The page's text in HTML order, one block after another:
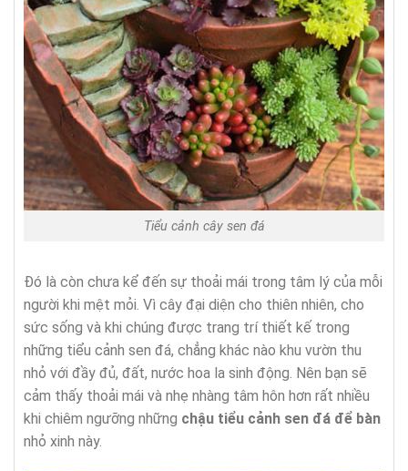
Tiểu cảnh cây sen đá
Đó là còn chưa kể đến sự thoải mái trong tâm lý của mỗi
người khi mệt mỏi. Vì cây đại diện cho thiên nhiên, cho
sức sống và khi chúng được trang trí thiết kế trong
những tiểu cảnh sen đá, chẳng khác nào khu vườn thu
nhỏ với đầy đủ, đất, nước hoa la sinh động. Nên bạn sẽ
cảm thấy thoải mái và nhẹ nhàng tâm hôn hơn rất nhiều
khi chiêm ngưỡng những chậu tiểu cảnh sen đá để bàn
nhỏ xinh này.